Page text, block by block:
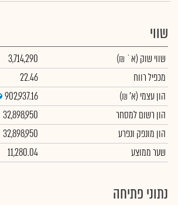
שווי
שווי שוק (א` ₪)
3,714,290
מכפיל רווח
22.46
הון עצמי (א' ₪)
902,937.16
הון רשום למסחר
32,898,950
הון מונפק ונפרע
32,898,950
שער ממוצע
11,280.04
נתוני פתיחה